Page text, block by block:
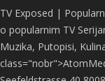
TV Exposed |
o popularnim TV
Muzika, Putopisi,